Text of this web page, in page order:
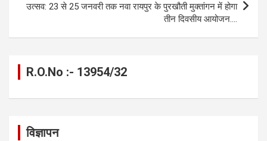
उत्सव: 23 से 25 जनवरी तक नवा रायपुर के पुरखौती मुक्तांगन में होगा
तीन दिवसीय आयोजन….
R.O.No :- 13954/32
विज्ञापन